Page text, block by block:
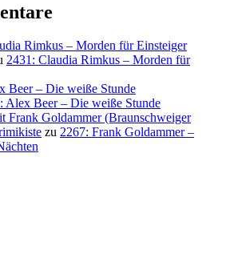
Rimkus – Morden für Einsteiger
2431: Claudia Rimkus – Morden für
Beer – Die weiße Stunde
Alex Beer – Die weiße Stunde
Frank Goldammer (Braunschweiger
zu 2267: Frank Goldammer –